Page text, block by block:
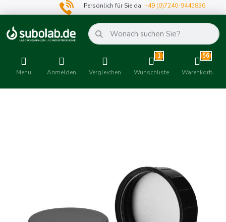
Persönlich für Sie da:+49 (0)7240-9445836
Menü Anmelden Vergleichen
1
Wunschliste
56
Warenkorb